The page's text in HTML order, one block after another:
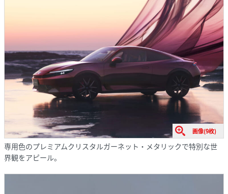
画像(9枚)
専用色のプレミアムクリスタルガーネット・メタリックで特別な世
界観をアピール。